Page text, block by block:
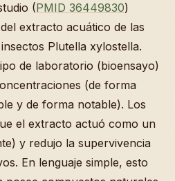
(PMID 36449830)
extracto acuático de las
Plutella xylostella.
de laboratorio (bioensayo)
(de forma
y de forma notable). Los
el extracto actuó como un
y redujo la supervivencia
En lenguaje simple, esto